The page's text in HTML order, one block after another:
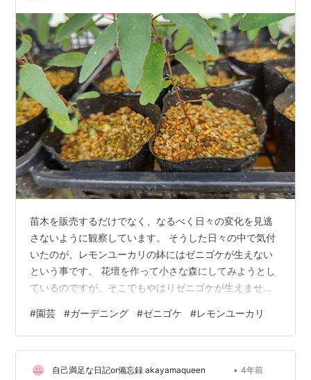
苗木を販売するだけでなく、なるべく日々の変化を見逃
さないように観察しています。 そうした日々の中で気付
いたのが、レモンユーカリの鉢にはゼニゴケが生えない
という事です。 花壇を作って小さな森にしてみようとし
ているのですが、そこでもやはりゼニゴケが生えませ
たり 試しに植えたカラマツも元気に育っています。 その
脇に雑草も生えてくるわけですが、不思議とゼニゴケが
一切見当たりません。もちろん除去したわけでもありま
せん。 ちなみに、レモンユーカリの鉢の隣にあるヨーロ
#園芸 #ガーデニング #ゼニゴケ #レモンユーカリ
自己満足な日記or備忘録 akayamaqueen • 4年前